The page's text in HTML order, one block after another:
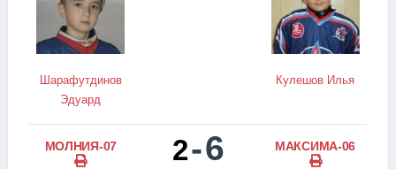
Шарафутдинов
Эдуард
Кулешов Илья
МОЛНИЯ-07 2-6 МАКСИМА-06